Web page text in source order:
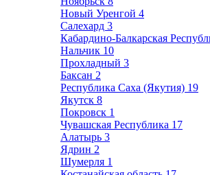
Новый Уренгой 4
Салехард 3
Кабардино-Балкарская
Нальчик 10
Прохладный 3
Баксан 2
Республика Саха (Якутия) 19
Якутск 8
Покровск 1
Чувашская Республика 17
Алатырь 3
Ядрин 2
Шумерля 1